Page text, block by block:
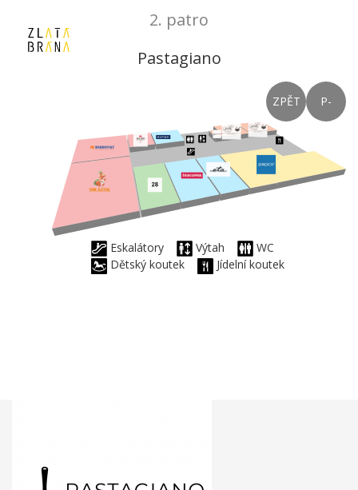
2. patro
Pastagiano
P-
ZPĚT
Eskalátory Výtah
WC
Dětský koutek
Jídelní koutek